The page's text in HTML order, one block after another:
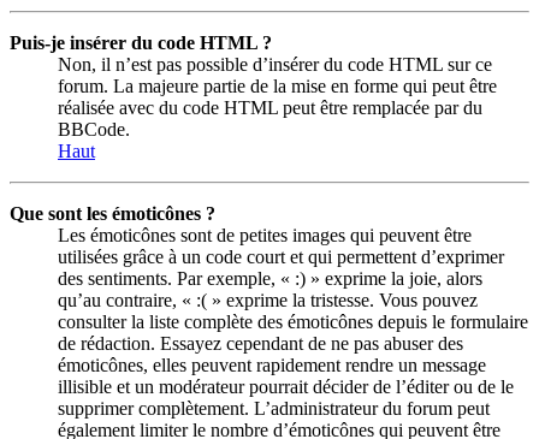
Puis-je insérer du code HTML ?
Non, il n’est pas possible d’insérer du code HTML sur ce
forum. La majeure partie de la mise en forme qui peut être
réalisée avec du code HTML peut être remplacée par du
BBCode.
Haut
Que sont les émoticônes ?
Les émoticônes sont de petites images qui peuvent être
utilisées grâce à un code court et qui permettent d’exprimer
des sentiments. Par exemple, « :) » exprime la joie, alors
qu’au contraire, « :( » exprime la tristesse. Vous pouvez
consulter la liste complète des émoticônes depuis le formulaire
de rédaction. Essayez cependant de ne pas abuser des
émoticônes, elles peuvent rapidement rendre un message
illisible et un modérateur pourrait décider de l’éditer ou de le
supprimer complètement. L’administrateur du forum peut
également limiter le nombre d’émoticônes qui peuvent être